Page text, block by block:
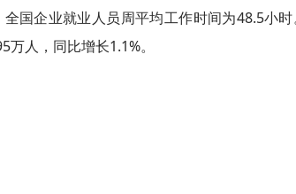
国企业就业人员周平均工作时间为48.5小
人，同比增长1.1%。